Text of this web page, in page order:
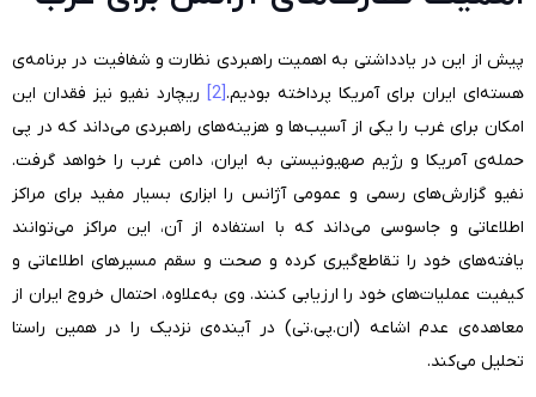
پیش از این در یادداشتی به اهمیت راهبردی نظارت و شفافیت در برنامه‌ی
هسته‌ای ایران برای آمریکا پرداخته بودیم.[2]
ریچارد نفیو نیز فقدان این
امکان برای غرب را یکی از آسیب‌ها و هزینه‌های راهبردی می‌داند که در پی
حمله‌ی آمریکا و رژیم صهیونیستی به ایران، دامن غرب را خواهد گرفت.
نفیو گزارش‌های رسمی و عمومی آژانس را ابزاری بسیار مفید برای مراکز
اطلاعاتی و جاسوسی می‌داند که با استفاده از آن، این مراکز می‌توانند
یافته‌های خود را تقاطع‌گیری کرده و صحت و سقم مسیرهای اطلاعاتی و
کیفیت عملیات‌های خود را ارزیابی کنند. وی به‌علاوه، احتمال خروج ایران از
معاهده‌ی عدم اشاعه (ان.پی.تی) در آینده‌ی نزدیک را در همین راستا
تحلیل می‌کند.